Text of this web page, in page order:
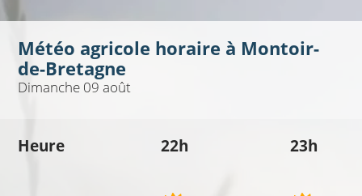
Météo agricole horaire à Montoir-
de-Bretagne
Dimanche 09 août
Heure 22h 23h